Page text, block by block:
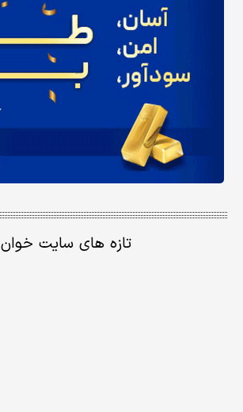
تازه های سایت خوان